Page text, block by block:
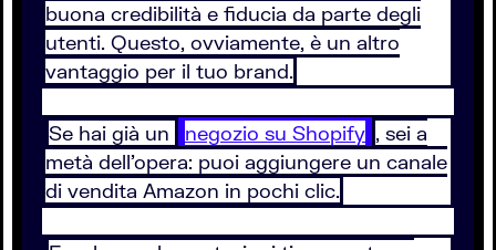
buona credibilità e fiducia da parte degli
utenti. Questo, ovviamente, è un altro
vantaggio per il tuo brand.
Se hai già un negozio su Shopify , sei a
metà dell’opera: puoi aggiungere un canale
di vendita Amazon in pochi clic.